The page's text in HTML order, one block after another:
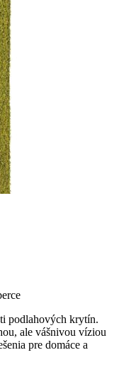
podlahových krytín.
ale vášnivou víziou
pre domáce a